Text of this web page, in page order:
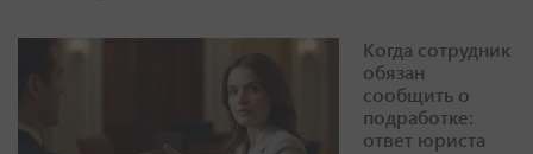
Когда сотрудник
обязан
сообщить о
подработке:
ответ юриста